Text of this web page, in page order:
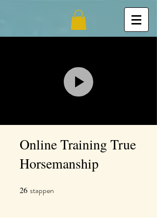
Online Training True
Horsemanship
26 stappen